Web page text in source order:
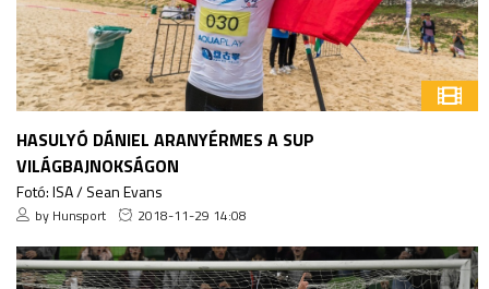
HASULYÓ DÁNIEL ARANYÉRMES A SUP
VILÁGBAJNOKSÁGON
Fotó: ISA / Sean Evans
by Hunsport 2018-11-29 14:08